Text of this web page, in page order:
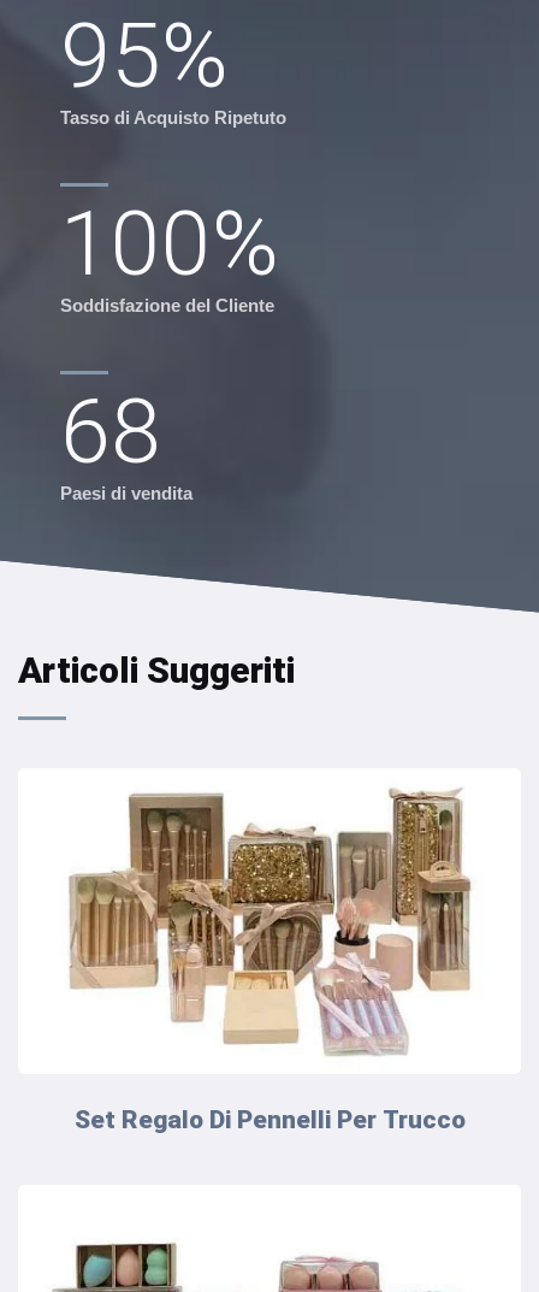
95%
Tasso di Acquisto Ripetuto
100%
Soddisfazione del Cliente
68
Paesi di vendita
Articoli Suggeriti
Set Regalo Di Pennelli Per Trucco